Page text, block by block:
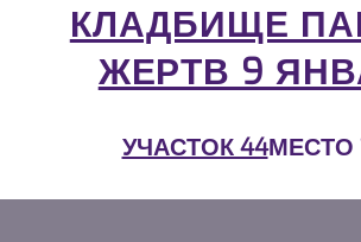
КЛАДБИЩЕ
ЖЕРТВ 9
УЧАСТОК 44МЕСТО